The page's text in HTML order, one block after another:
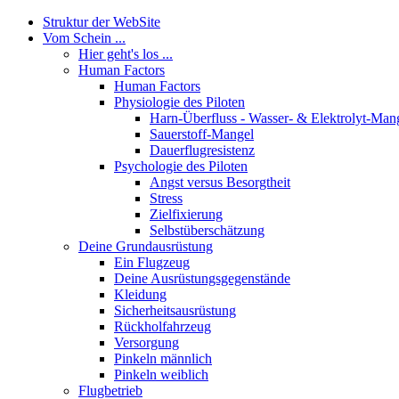
Struktur der WebSite
Vom Schein ...
Hier geht's los ...
Human Factors
Human Factors
Physiologie des Piloten
Harn-Überfluss - Wasser- & Elektrolyt-
Sauerstoff-Mangel
Dauerflugresistenz
Psychologie des Piloten
Angst versus Besorgtheit
Stress
Zielfixierung
Selbstüberschätzung
Deine Grundausrüstung
Ein Flugzeug
Deine Ausrüstungsgegenstände
Kleidung
Sicherheitsausrüstung
Rückholfahrzeug
Versorgung
Pinkeln männlich
Pinkeln weiblich
Flugbetrieb